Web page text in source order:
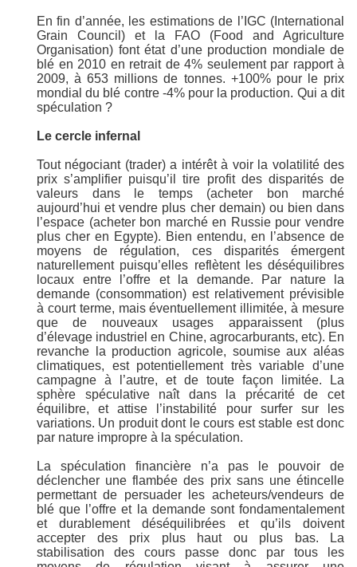
En fin d’année, les estimations de l’IGC (International
Grain Council) et la FAO (Food and Agriculture
Organisation) font état d’une production mondiale de
blé en 2010 en retrait de 4% seulement par rapport à
2009, à 653 millions de tonnes. +100% pour le prix
mondial du blé contre -4% pour la production. Qui a dit
spéculation ?
Le cercle infernal
Tout négociant (trader) a intérêt à voir la volatilité des
prix s’amplifier puisqu’il tire profit des disparités de
valeurs dans le temps (acheter bon marché
aujourd’hui et vendre plus cher demain) ou bien dans
l’espace (acheter bon marché en Russie pour vendre
plus cher en Egypte). Bien entendu, en l’absence de
moyens de régulation, ces disparités émergent
naturellement puisqu’elles reflètent les déséquilibres
locaux entre l’offre et la demande. Par nature la
demande (consommation) est relativement prévisible
à court terme, mais éventuellement illimitée, à mesure
que de nouveaux usages apparaissent (plus
d’élevage industriel en Chine, agrocarburants, etc). En
revanche la production agricole, soumise aux aléas
climatiques, est potentiellement très variable d’une
campagne à l’autre, et de toute façon limitée. La
sphère spéculative naît dans la précarité de cet
équilibre, et attise l’instabilité pour surfer sur les
variations. Un produit dont le cours est stable est donc
par nature impropre à la spéculation.
La spéculation financière n’a pas le pouvoir de
déclencher une flambée des prix sans une étincelle
permettant de persuader les acheteurs/vendeurs de
blé que l’offre et la demande sont fondamentalement
et durablement déséquilibrées et qu’ils doivent
accepter des prix plus haut ou plus bas. La
stabilisation des cours passe donc par tous les